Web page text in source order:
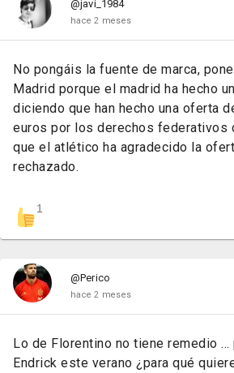
@javi_1984
hace 2 meses
No pongáis la fuente de marca,
Madrid porque el madrid ha hecho
diciendo que han hecho una oferta
euros por los derechos federativos
que el atlético ha agradecido la
rechazado.
1
@Perico
hace 2 meses
Lo de Florentino no tiene remedio
Endrick este verano ¿para qué